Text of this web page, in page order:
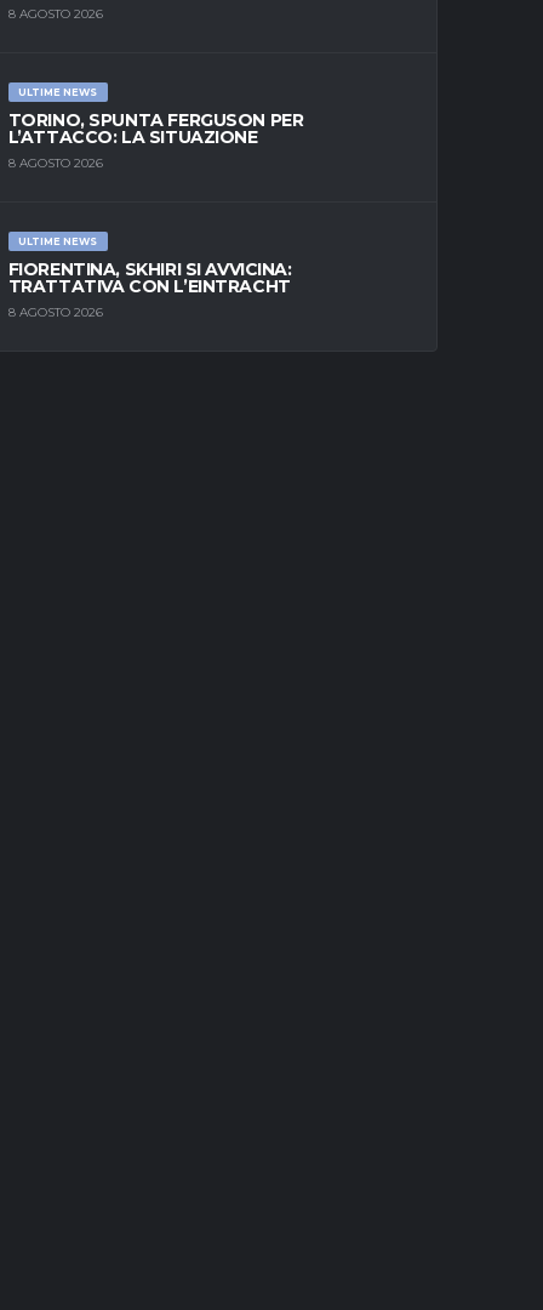
8 AGOSTO 2026
ULTIME NEWS
TORINO, SPUNTA FERGUSON PER
L’ATTACCO: LA SITUAZIONE
8 AGOSTO 2026
ULTIME NEWS
FIORENTINA, SKHIRI SI AVVICINA:
TRATTATIVA CON L’EINTRACHT
8 AGOSTO 2026